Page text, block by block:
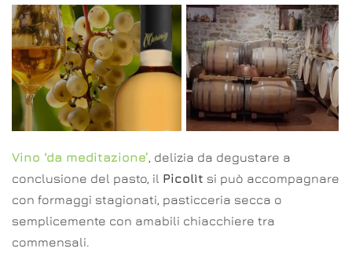
Vino ‘da meditazione’, delizia da degustare a
conclusione del pasto, il Picolìt si può accompagnare
con formaggi stagionati, pasticceria secca o
semplicemente con amabili chiacchiere tra
commensali.